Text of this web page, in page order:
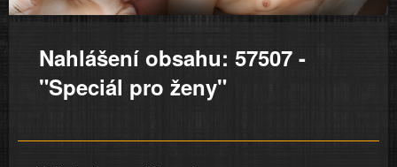
Nahlášení obsahu: 57507 -
"Speciál pro ženy"